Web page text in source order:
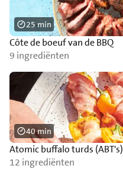
Côte de boeuf van de BBQ
9 ingrediënten
25 min
Atomic buffalo turds (ABT's)
12 ingrediënten
40 min